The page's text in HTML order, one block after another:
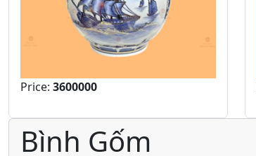
Price: 3600000
Bình Gốm